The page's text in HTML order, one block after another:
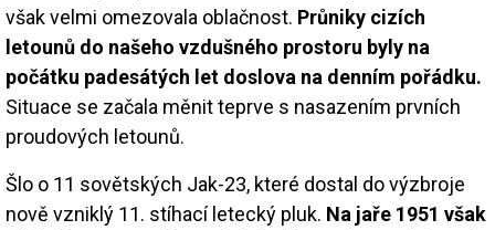
však velmi omezovala oblačnost. Průniky cizích
letounů do našeho vzdušného prostoru byly na
počátku padesátých let doslova na denním pořádku.
Situace se začala měnit teprve s nasazením prvních
proudových letounů.
Šlo o 11 sovětských Jak-23, které dostal do výzbroje
nově vzniklý 11. stíhací letecký pluk. Na jaře 1951 však